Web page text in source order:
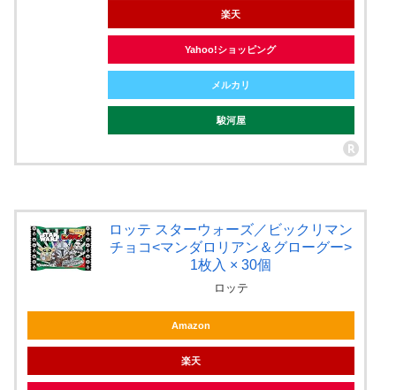
楽天
Yahoo!ショッピング
メルカリ
駿河屋
ロッテ スターウォーズ／ビックリマン
チョコ<マンダロリアン＆グローグー>
1枚入 × 30個
ロッテ
Amazon
楽天